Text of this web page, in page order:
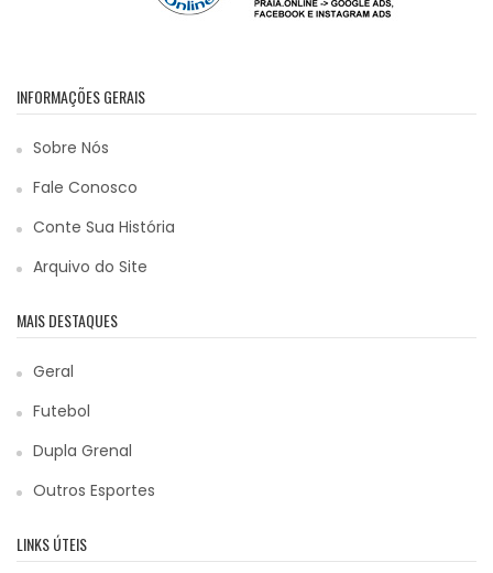
INFORMAÇÕES GERAIS
Sobre Nós
Fale Conosco
Conte Sua História
Arquivo do Site
MAIS DESTAQUES
Geral
Futebol
Dupla Grenal
Outros Esportes
LINKS ÚTEIS